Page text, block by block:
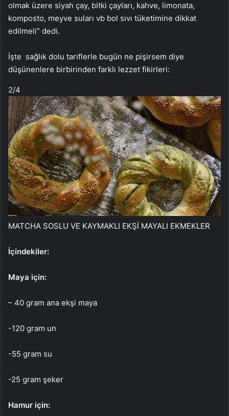
olmak üzere siyah çay, bitki çayları, kahve, limonata,
komposto, meyve suları vb bol sıvı tüketimine dikkat
edilmeli” dedi.
İşte sağlık dolu tariflerle bugün ne pişirsem diye
düşünenlere birbirinden farklı lezzet fikirleri:
2/4
MATCHA SOSLU VE KAYMAKLI EKŞİ MAYALI EKMEKLER
İçindekiler:
Maya için:
– 40 gram ana ekşi maya
-120 gram un
-55 gram su
-25 gram şeker
Hamur için: